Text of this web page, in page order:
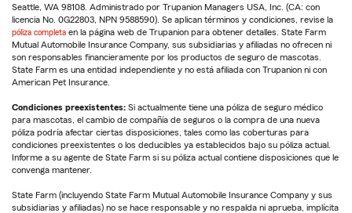
Seattle, WA 98108. Administrado por Trupanion Managers USA, Inc. (CA: con
licencia No. 0G22803, NPN 9588590). Se aplican términos y condiciones, revise la
póliza completa en la página web de Trupanion para obtener detalles. State Farm
Mutual Automobile Insurance Company, sus subsidiarias y afiliadas no ofrecen ni
son responsables financieramente por los productos de seguro de mascotas.
State Farm es una entidad independiente y no está afiliada con Trupanion ni con
American Pet Insurance.
Condiciones preexistentes: Si actualmente tiene una póliza de seguro médico
para mascotas, el cambio de compañía de seguros o la compra de una nueva
póliza podría afectar ciertas disposiciones, tales como las coberturas para
condiciones preexistentes o los deducibles ya establecidos bajo su póliza actual.
Informe a su agente de State Farm si su póliza actual contiene disposiciones que le
convenga mantener.
State Farm (incluyendo State Farm Mutual Automobile Insurance Company y sus
subsidiarias y afiliadas) no se hace responsable y no respalda ni aprueba, implícita